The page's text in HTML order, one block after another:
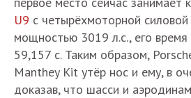
U9 с четырёхмоторной силовой
мощностью 3019 л.с., его
59,157 с. Таким образом,
Manthey Kit утёр нос и ему, в
доказав, что шасси и